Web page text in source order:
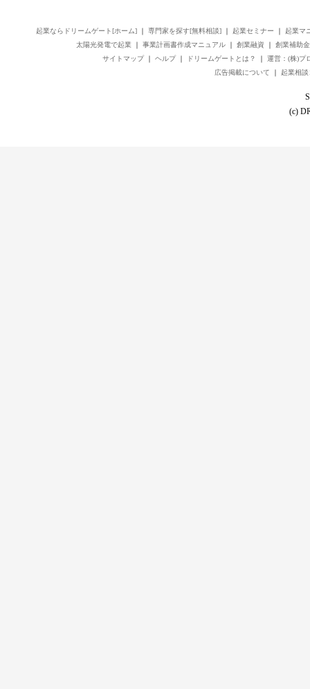
起業ならドリームゲート[ホーム]｜ 専門家を探す[無料相談]｜ 起業セミナー ｜
起業マ
太陽光発電で起業 ｜ 事業計画書作成マニュアル ｜ 創業融資 ｜
創業補助
サイトマップ｜ ヘルプ｜ ドリームゲートとは？ ｜
運営：(株)プ
広告掲載について ｜ 起業相
(c)